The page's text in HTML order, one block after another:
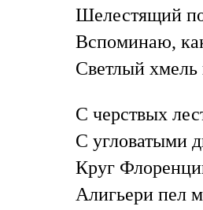
Шелестящий
Вспоминаю,
Светлый хмель
С черствых
С угловатыми
Круг
Алигьери пел